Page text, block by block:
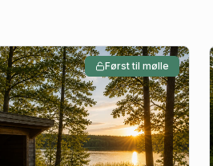
Først til mølle